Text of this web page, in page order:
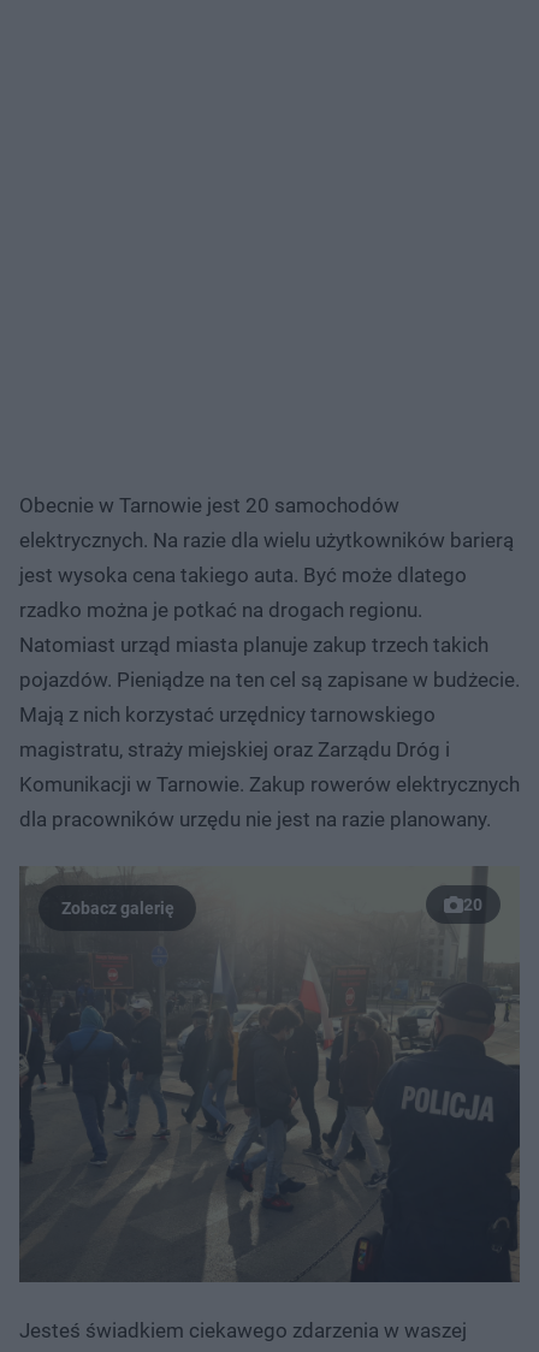
Obecnie w Tarnowie jest 20 samochodów
elektrycznych. Na razie dla wielu użytkowników barierą
jest wysoka cena takiego auta. Być może dlatego
rzadko można je potkać na drogach regionu.
Natomiast urząd miasta planuje zakup trzech takich
pojazdów. Pieniądze na ten cel są zapisane w budżecie.
Mają z nich korzystać urzędnicy tarnowskiego
magistratu, straży miejskiej oraz Zarządu Dróg i
Komunikacji w Tarnowie. Zakup rowerów elektrycznych
dla pracowników urzędu nie jest na razie planowany.
20
Jesteś świadkiem ciekawego zdarzenia w waszej